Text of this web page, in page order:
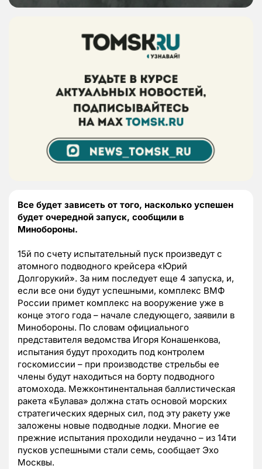
Все будет зависеть от того, насколько успешен
будет очередной запуск, сообщили в
Минобороны.
15й по счету испытательный пуск произведут с
атомного подводного крейсера «Юрий
Долгорукий». За ним последует еще 4 запуска, и,
если все они будут успешными, комплекс ВМФ
России примет комплекс на вооружение уже в
конце этого года – начале следующего, заявили в
Минобороны. По словам официального
представителя ведомства Игоря Конашенкова,
испытания будут проходить под контролем
госкомиссии – при производстве стрельбы ее
члены будут находиться на борту подводного
атомохода. Межконтинентальная баллистическая
ракета «Булава» должна стать основой морских
стратегических ядерных сил, под эту ракету уже
заложены новые подводные лодки. Многие ее
прежние испытания проходили неудачно – из 14ти
пусков успешными стали семь, сообщает Эхо
Москвы.